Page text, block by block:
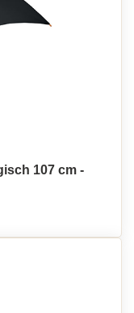
107 cm -